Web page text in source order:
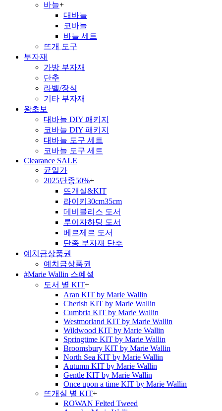
바늘+
대바늘
코바늘
바늘 세트
뜨개 도구
부자재
가방 부자재
단추
라벨/장식
기타 부자재
왕초보
대바늘 DIY 패키지
코바늘 DIY 패키지
대바늘 도구 세트
코바늘 도구 세트
Clearance SALE
균일가
2025단종50%+
뜨개실&KIT
라이키30cm35cm
데비블리스 도서
루이자하딩 도서
베르제르 도서
단종 부자재 단추
예치금상품권
예치금상품권
#Marie Wallin 스폐셜
도서 별 KIT+
Aran KIT by Marie Wallin
Cherish KIT by Marie Wallin
Cumbria KIT by Marie Wallin
Westmorland KIT by Marie Wallin
Wildwood KIT by Marie Wallin
Springtime KIT by Marie Wallin
Broomsbury KIT by Marie Wallin
North Sea KIT by Marie Wallin
Autumn KIT by Marie Wallin
Gentle KIT by Marie Wallin
Once upon a time KIT by Marie Wallin
뜨개실 별 KIT+
ROWAN Felted Tweed